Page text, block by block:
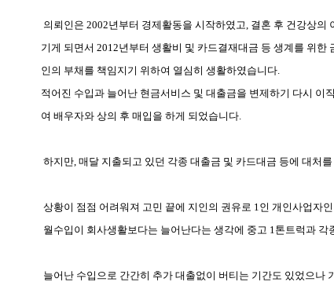
의뢰인은 2002년부터 경제활동을 시작하였고, 결혼 후 건강상의
기게 되면서 2012년부터 생활비 및 카드결재대금 등 생계를 위한
인의 부채를 책임지기 위하여 열심히 생활하였습니다.
적어진 수입과 늘어난 현금서비스 및 대출금을 변제하기 다시 이
여 배우자와 상의 후 매입을 하게 되었습니다.
하지만, 매달 지출되고 있던 각종 대출금 및 카드대금 등에 대처
상황이 점점 어려워져 고민 끝에 지인의 권유로 1인 개인사업자
월수입이 회사생활보다는 늘어난다는 생각에 중고 1톤트럭과 각
늘어난 수입으로 간간히 추가 대출없이 버티는 기간도 있었으나